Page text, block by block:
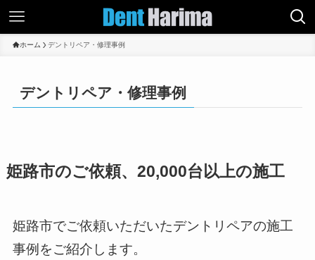
ホーム デントリペア・修理事例
デントリペア・修理事例
姫路市のご依頼、20,000台以上の施工
姫路市でご依頼いただいたデントリペアの施工
事例をご紹介します。